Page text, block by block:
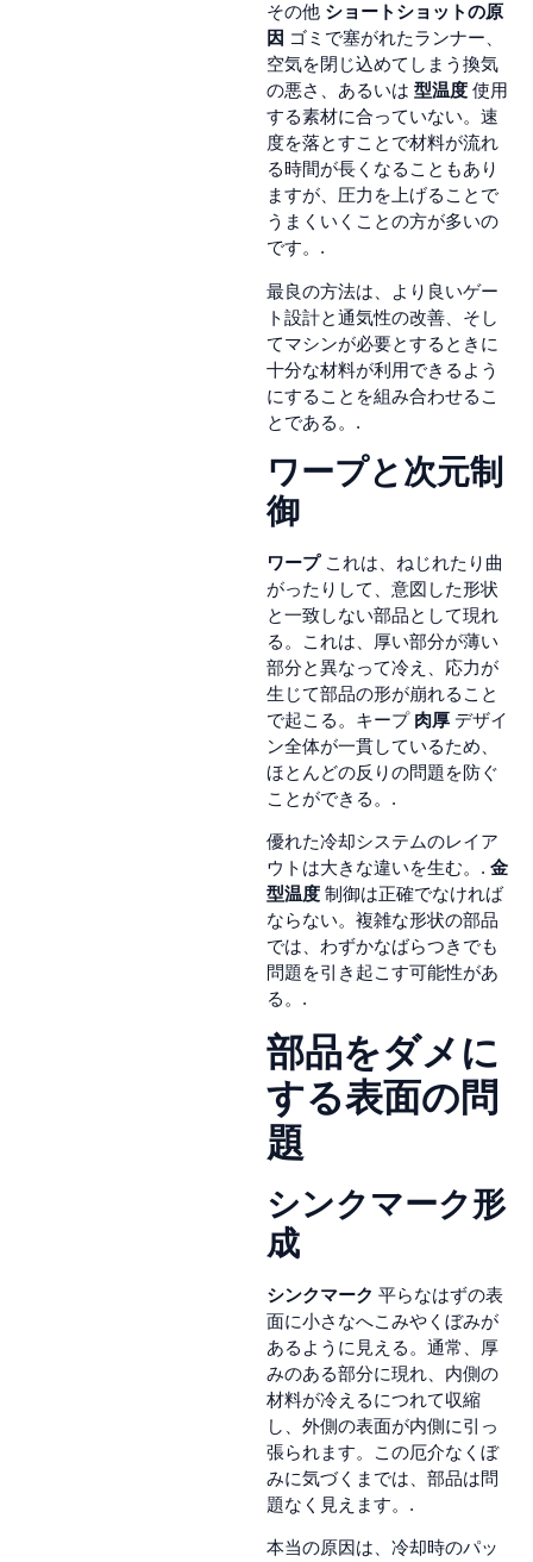
その他 ショートショットの原
因 ゴミで塞がれたランナー、
空気を閉じ込めてしまう換気
の悪さ、あるいは 型温度 使用
する素材に合っていない。速
度を落とすことで材料が流れ
る時間が長くなることもあり
ますが、圧力を上げることで
うまくいくことの方が多いの
です。.
最良の方法は、より良いゲー
ト設計と通気性の改善、そし
てマシンが必要とするときに
十分な材料が利用できるよう
にすることを組み合わせるこ
とである。.
ワープと次元制
御
ワープこれは、ねじれたり曲
がったりして、意図した形状
と一致しない部品として現れ
る。これは、厚い部分が薄い
部分と異なって冷え、応力が
生じて部品の形が崩れること
で起こる。キープ 肉厚 デザイ
ン全体が一貫しているため、
ほとんどの反りの問題を防ぐ
ことができる。.
優れた冷却システムのレイア
ウトは大きな違いを生む。. 金
型温度 制御は正確でなければ
ならない。複雑な形状の部品
では、わずかなばらつきでも
問題を引き起こす可能性があ
る。.
部品をダメに
する表面の問
題
シンクマーク形
成
シンクマーク 平らなはずの表
面に小さなへこみやくぼみが
あるように見える。通常、厚
みのある部分に現れ、内側の
材料が冷えるにつれて収縮
し、外側の表面が内側に引っ
張られます。この厄介なくぼ
みに気づくまでは、部品は問
題なく見えます。.
本当の原因は、冷却時のパッ